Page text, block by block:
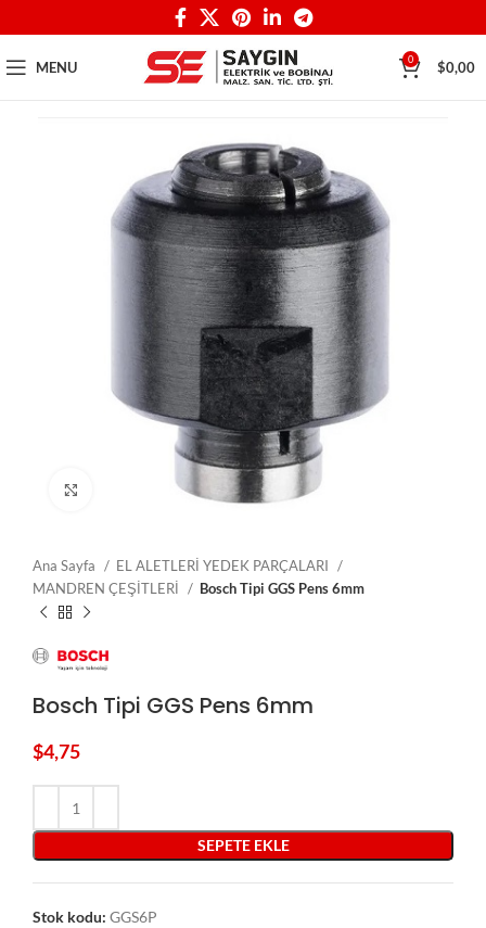
MENU 0 $0,00
Click to enlarge
Ana Sayfa
EL ALETLERİ YEDEK PARÇALARI
MANDREN ÇEŞİTLERİ
Bosch Tipi GGS Pens 6mm
Bosch Tipi GGS Pens 6mm
$4,75
SEPETE EKLE
Stok kodu: GGS6P